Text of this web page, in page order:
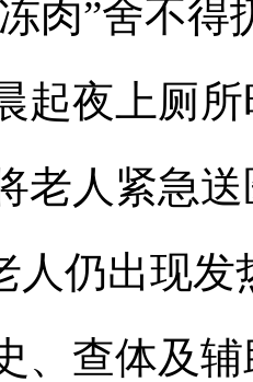
肉”舍不
起夜上厕
老人紧急
人仍出现
、查体及